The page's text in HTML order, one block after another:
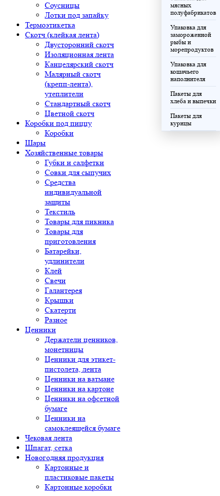
Соусницы
Лотки под запайку
Термоэтикетка
Скотч (клейкая лента)
Двусторонний скотч
Изоляционная лента
Канцелярский скотч
Малярный скотч
(крепп-лента),
утеплители
Стандартный скотч
Цветной скотч
Коробки под пиццу
Коробки
Шары
Хозяйственные товары
Губки и салфетки
Совки для сыпучих
Средства
индивидуальной
защиты
Текстиль
Товары для пикника
Товары для
приготовления
Батарейки,
удлинители
Клей
Свечи
Галантерея
Крышки
Скатерти
Разное
Ценники
Держатели ценников,
монетницы
Ценники для этикет-
пистолета, лента
Ценники на ватмане
Ценники на картоне
Ценники на офсетной
бумаге
Ценники на
самоклеящейся бумаге
Чековая лента
Шпагат, сетка
Новогодняя продукция
Картонные и
пластиковые пакеты
Картонные коробки
мясных
полуфабрикатов
Упаковка для
замороженной
рыбы и
морепродуктов
Упаковка для
кошачьего
наполнителя
Пакеты для
хлеба и выпечки
Пакеты для
курицы